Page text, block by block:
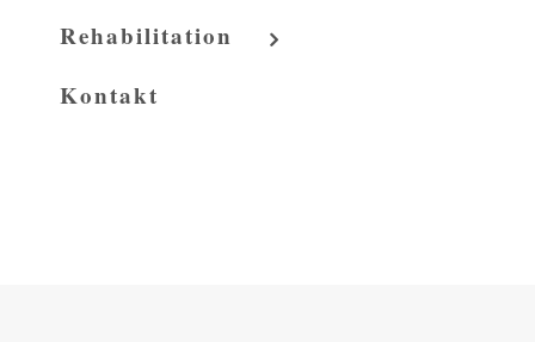
Rehabilitation
Kontakt